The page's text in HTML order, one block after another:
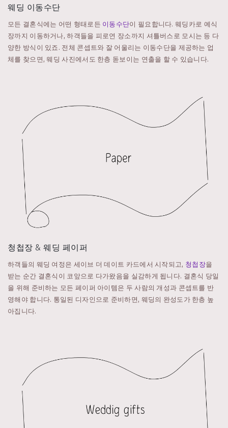
웨딩 이동수단
모든 결혼식에는 어떤 형태로든 이동수단이 필요합니다. 웨딩카로 예식
장까지 이동하거나, 하객들을 피로연 장소까지 셔틀버스로 모시는 등 다
양한 방식이 있죠. 전체 콘셉트와 잘 어울리는 이동수단을 제공하는 업
체를 찾으면, 웨딩 사진에서도 한층 돋보이는 연출을 할 수 있습니다.
청첩장 & 웨딩 페이퍼
하객들의 웨딩 여정은 세이브 더 데이트 카드에서 시작되고, 청첩장을
받는 순간 결혼식이 코앞으로 다가왔음을 실감하게 됩니다. 결혼식 당일
을 위해 준비하는 모든 페이퍼 아이템은 두 사람의 개성과 콘셉트를 반
영해야 합니다. 통일된 디자인으로 준비하면, 웨딩의 완성도가 한층 높
아집니다.